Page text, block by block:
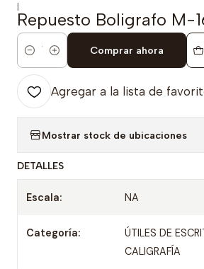
|
Repuesto Boligrafo M-
Cantidad
Comprar ahora
Agregar a la lista de
Mostrar stock de ubicaciones
DETALLES
Escala: NA
Categoría:
ÚTILES DE
CALIGRAFÍA